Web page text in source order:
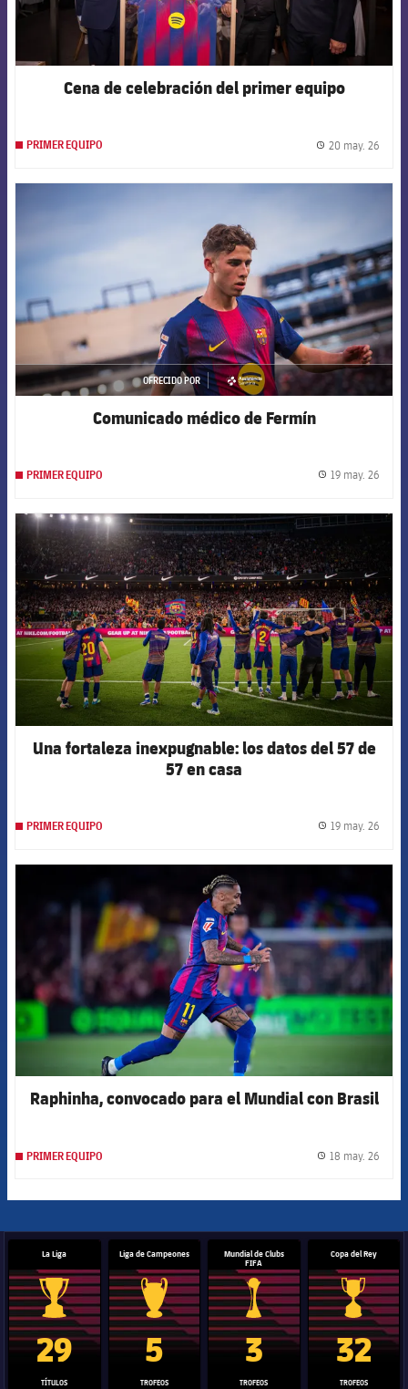
Cena de celebración del primer equipo
PRIMER EQUIPO 20 may. 26
OFRECIDO POR
asistencia
Comunicado médico de Fermín
PRIMER EQUIPO 19 may. 26
FCB Barcelona badge
Una fortaleza inexpugnable: los datos del 57 de
57 en casa
PRIMER EQUIPO 19 may. 26
FCB Barcelona badge
Raphinha, convocado para el Mundial con Brasil
PRIMER EQUIPO 18 may. 26
La Liga
Trofeo de La Liga
29
TÍTULOS
Liga de Campeones
Trofeo de la Liga de Campeones
5
TROFEOS
Mundial de Clubs
FIFA
Trofeo del Mundial de
3
TROFEOS
Copa del Rey
Copa del
32
TROFEOS